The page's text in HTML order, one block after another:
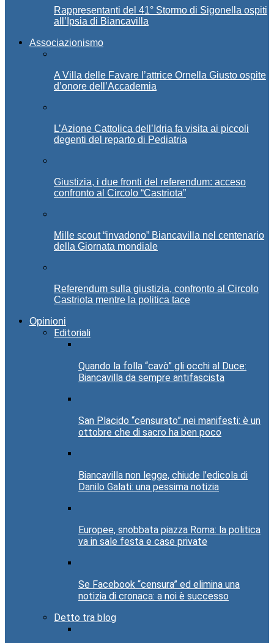
Rappresentanti del 41° Stormo di Sigonella ospiti
all’Ipsia di Biancavilla
Associazionismo
A Villa delle Favare l’attrice Ornella Giusto ospite
d’onore dell’Accademia
L’Azione Cattolica dell’Idria fa visita ai piccoli
degenti del reparto di Pediatria
Giustizia, i due fronti del referendum: acceso
confronto al Circolo “Castriota”
Mille scout “invadono” Biancavilla nel centenario
della Giornata mondiale
Referendum sulla giustizia, confronto al Circolo
Castriota mentre la politica tace
Opinioni
Editoriali
Quando la folla “cavò” gli occhi al Duce:
Biancavilla da sempre antifascista
San Placido “censurato” nei manifesti: è un
ottobre che di sacro ha ben poco
Biancavilla non legge, chiude l’edicola di
Danilo Galati: una pessima notizia
Europee, snobbata piazza Roma: la politica
va in sale festa e case private
Se Facebook “censura” ed elimina una
notizia di cronaca: a noi è successo
Detto tra blog